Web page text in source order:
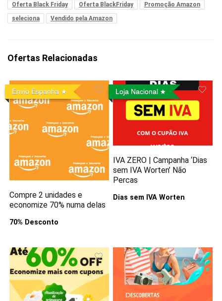
Oferta Black Friday
Oferta BlackFriday
Promoção Amazon
seleciona
Vendido pela Amazon
Ofertas Relacionadas
Envio Espanha
Compre 2 unidades e
economize 70% numa delas
70% Desconto
Loja Nacional
IVA ZERO | Campanha ‘Dias
sem IVA Worten’ Não
Percas
Dias sem IVA Worten